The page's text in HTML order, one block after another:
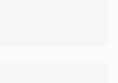
und wurde rasch